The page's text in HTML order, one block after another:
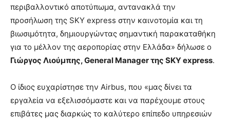
περιβαλλοντικό αποτύπωμα, αντανακλά την
προσήλωση της SKY express στην καινοτομία και τη
βιωσιμότητα, δημιουργώντας σημαντική παρακαταθήκη
για το μέλλον της αεροπορίας στην Ελλάδα» δήλωσε ο
Γιώργος Λιούμπης, General Manager της SKY express.
Ο ίδιος ευχαρίστησε την Airbus, που «μας δίνει τα
εργαλεία να εξελισσόμαστε και να παρέχουμε στους
επιβάτες μας διαρκώς το καλύτερο επίπεδο υπηρεσιών